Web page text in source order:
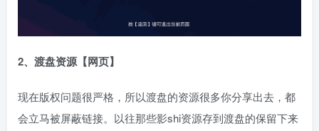
2、渡盘资源【网页】
现在版权问题很严格，所以渡盘的资源很多你分享出去，都
会立马被屏蔽链接。以往那些影shi资源存到渡盘的保留下来